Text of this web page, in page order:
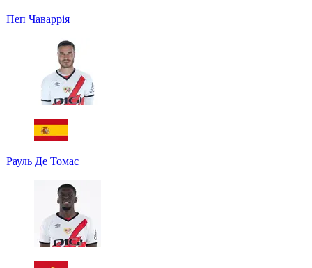
Пеп Чаваррія
Рауль Де Томас